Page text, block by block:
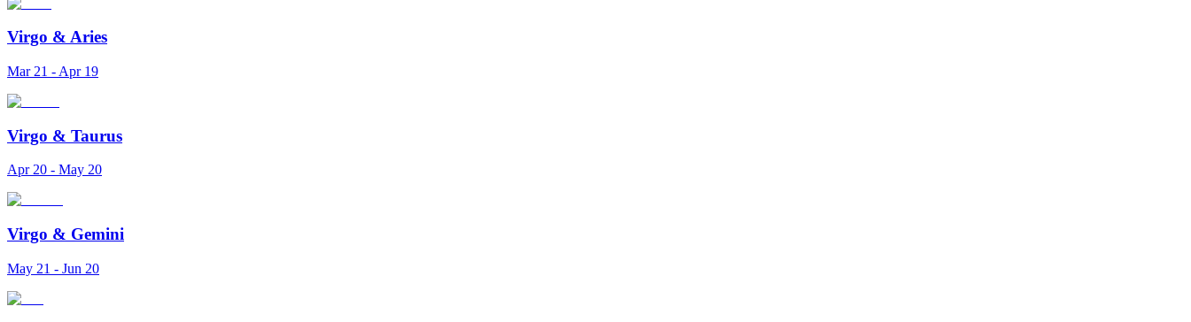
Virgo & Aries
Mar 21 - Apr 19
Virgo & Taurus
Apr 20 - May 20
Virgo & Gemini
May 21 - Jun 20